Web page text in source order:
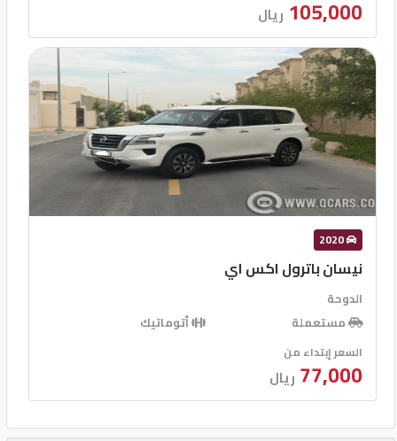
105,000 ريال
2020
نيسان باترول اكس اي
الدوحة
مستعملة
أتوماتيك
السعر إبتداء من
77,000 ريال